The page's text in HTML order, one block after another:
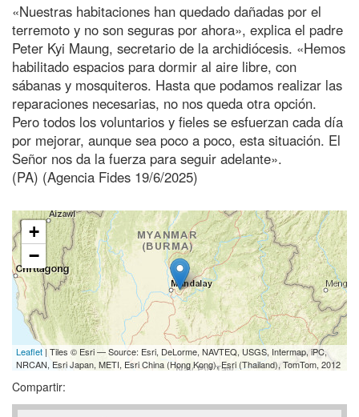
«Nuestras habitaciones han quedado dañadas por el
terremoto y no son seguras por ahora», explica el padre
Peter Kyi Maung, secretario de la archidiócesis. «Hemos
habilitado espacios para dormir al aire libre, con
sábanas y mosquiteros. Hasta que podamos realizar las
reparaciones necesarias, no nos queda otra opción.
Pero todos los voluntarios y fieles se esfuerzan cada día
por mejorar, aunque sea poco a poco, esta situación. El
Señor nos da la fuerza para seguir adelante».
(PA) (Agencia Fides 19/6/2025)
+
−
Leaflet | Tiles © Esri — Source: Esri, DeLorme, NAVTEQ, USGS, Intermap, iPC,
NRCAN, Esri Japan, METI, Esri China (Hong Kong), Esri (Thailand), TomTom, 2012
Compartir: